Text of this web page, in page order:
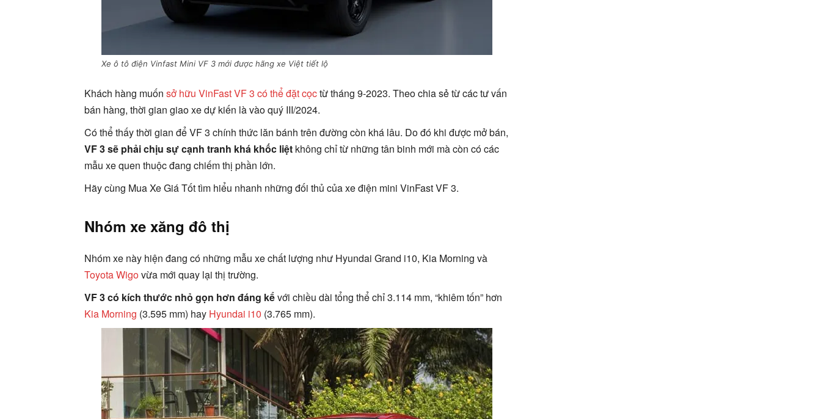
Xe ô tô điện Vinfast Mini VF 3 mới được hãng xe Việt tiết lộ
Khách hàng muốn sở hữu VinFast VF 3 có thể đặt cọctừ tháng 9-2023. Theo chia sẻ từ các tư vấn
bán hàng, thời gian giao xe dự kiến là vào quý III/2024.
Có thể thấy thời gian để VF 3 chính thức lăn bánh trên đường còn khá lâu. Do đó khi được mở bán,
VF 3 sẽ phải chịu sự cạnh tranh khá khốc liệt không chỉ từ những tân binh mới mà còn có các
mẫu xe quen thuộc đang chiếm thị phần lớn.
Hãy cùng Mua Xe Giá Tốt tìm hiểu nhanh những đối thủ của xe điện mini VinFast VF 3.
Nhóm xe xăng đô thị
Nhóm xe này hiện đang có những mẫu xe chất lượng như Hyundai Grand i10, Kia Morning và
Toyota Wigovừa mới quay lại thị trường.
VF 3 có kích thước nhỏ gọn hơn đáng kểvới chiều dài tổng thể chỉ 3.114 mm, “khiêm tốn” hơn
Kia Morning (3.595 mm) hay Hyundai i10 (3.765 mm).